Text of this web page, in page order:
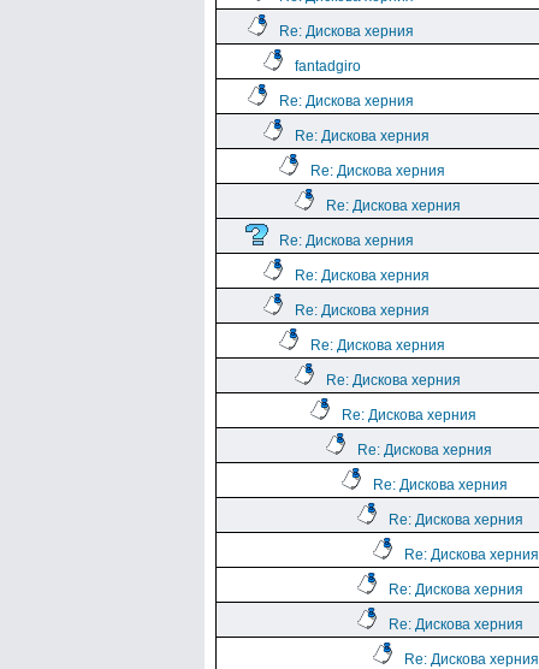
Re: Дискова херния
fantadgiro
Re: Дискова херния
Re: Дискова херния
Re: Дискова херния
Re: Дискова херния
Re: Дискова херния
Re: Дискова херния
Re: Дискова херния
Re: Дискова херния
Re: Дискова херния
Re: Дискова херния
Re: Дискова херния
Re: Дискова херния
Re: Дискова херния
Re: Дискова херния
Re: Дискова херния
Re: Дискова херния
Re: Дискова херния